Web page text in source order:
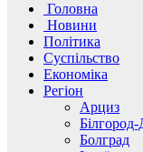
Головна
Новини
Політика
Суспільство
Економіка
Регіон
Арциз
Болград